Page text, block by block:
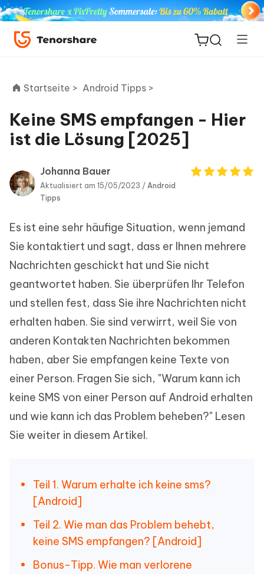
ReiBoot
for iOS
PDNob
PDF
Editor
Neu
Startseite > Android Tipps >
Keine SMS empfangen - Hier
ist die Lösung [2025]
Johanna Bauer
Aktualisiert am 15/05/2023 / Android
Tipps
Es ist eine sehr häufige Situation, wenn jemand
Sie kontaktiert und sagt, dass er Ihnen mehrere
Nachrichten geschickt hat und Sie nicht
geantwortet haben. Sie überprüfen Ihr Telefon
und stellen fest, dass Sie ihre Nachrichten nicht
erhalten haben. Sie sind verwirrt, weil Sie von
anderen Kontakten Nachrichten bekommen
haben, aber Sie empfangen keine Texte von
einer Person. Fragen Sie sich, "Warum kann ich
keine SMS von einer Person auf Android erhalten
und wie kann ich das Problem beheben?" Lesen
Sie weiter in diesem Artikel.
Teil 1. Warum erhalte ich keine sms?
[Android]
Teil 2. Wie man das Problem behebt,
keine SMS empfangen? [Android]
Bonus-Tipp. Wie man verlorene